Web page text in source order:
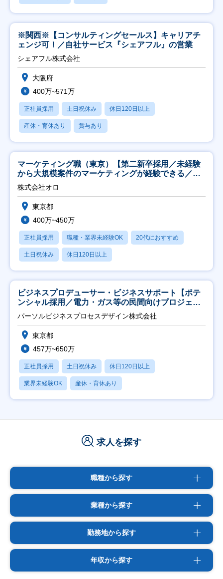
※関西※【コンサルティングセールス】キャリアチ
ェンジ可！／自社サービス『シェアフル』の営業
シェアフル株式会社
大阪府
400万~571万
正社員採用 土日祝休み 休日120日以上
産休・育休あり 賞与あり
マーケティング職（東京）【第二新卒採用／未経験
から大規模案件のマーケティングが経験できる／研
修充実】
株式会社オロ
東京都
400万~450万
正社員採用 職種・業界未経験OK 20代におすすめ
土日祝休み 休日120日以上
ビジネスプロデューサー・ビジネスサポート【ポテ
ンシャル採用／電力・ガス等の民間向けプロジェク
ト推進】
パーソルビジネスプロセスデザイン株式会社
東京都
457万~650万
正社員採用 土日祝休み 休日120日以上
業界未経験OK 産休・育休あり
求人を探す
職種から探す
業種から探す
勤務地から探す
年収から探す